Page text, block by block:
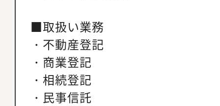
■取扱い業務
・不動産登記
・商業登記
・相続登記
・民事信託